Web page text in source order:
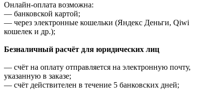
Онлайн-оплата возможна:
— банковской картой;
— через электронные кошельки (Яндекс Деньги, Qiwi
кошелек и др.);
Безналичный расчёт для юридических лиц
— счёт на оплату отправляется на электронную почту,
указанную в заказе;
— счёт действителен в течение 5 банковских дней;